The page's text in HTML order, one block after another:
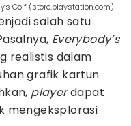
Golf (store.playstation.com)
salah satu
Everybody’s
realistis dalam
grafik kartun
playerdapat
mengeksplorasi